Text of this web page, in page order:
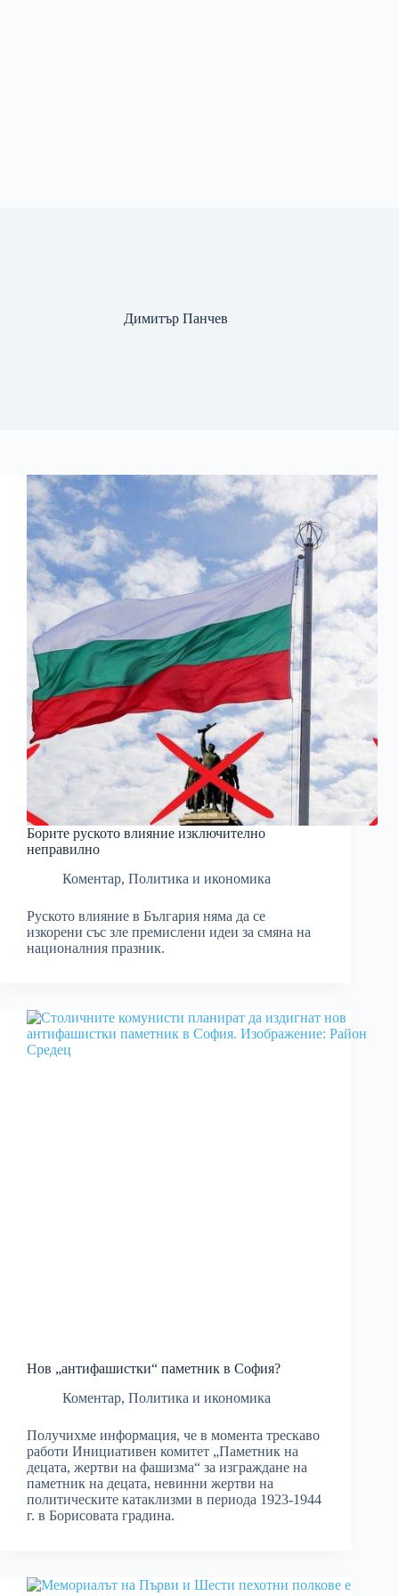
Димитър Панчев
Борите руското влияние изключително
неправилно
Коментар, Политика и икономика
Руското влияние в България няма да се
изкорени със зле премислени идеи за смяна на
националния празник.
Нов „антифашистки“ паметник в София?
Коментар, Политика и икономика
Получихме информация, че в момента трескаво
работи Инициативен комитет „Паметник на
децата, жертви на фашизма“ за изграждане на
паметник на децата, невинни жертви на
политическите катаклизми в периода 1923-1944
г. в Борисовата градина.